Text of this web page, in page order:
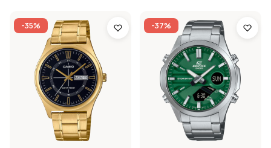
-35% -37%